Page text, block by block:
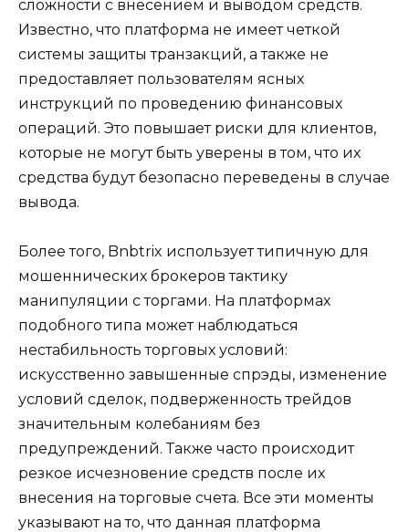
сложности с внесением и выводом средств.
Известно, что платформа не имеет четкой
системы защиты транзакций, а также не
предоставляет пользователям ясных
инструкций по проведению финансовых
операций. Это повышает риски для клиентов,
которые не могут быть уверены в том, что их
средства будут безопасно переведены в случае
вывода.
Более того, Bnbtrix использует типичную для
мошеннических брокеров тактику
манипуляции с торгами. На платформах
подобного типа может наблюдаться
нестабильность торговых условий:
искусственно завышенные спрэды, изменение
условий сделок, подверженность трейдов
значительным колебаниям без
предупреждений. Также часто происходит
резкое исчезновение средств после их
внесения на торговые счета. Все эти моменты
указывают на то, что данная платформа